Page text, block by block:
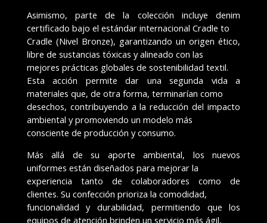
Asimismo, parte de la colección incluye denim
certificado bajo el estándar internacional Cradle to
Cradle (Nivel Bronze), garantizando un origen ético,
libre de sustancias tóxicas y alineado con las
mejores prácticas globales de sostenibilidad textil.
Esta acción permite dar una segunda vida a
materiales que, de otra forma, terminarían como
desechos, contribuyendo a la reducción del impacto
ambiental y promoviendo un modelo más
consciente de producción y consumo.
Más allá de su aporte ambiental, los nuevos
uniformes están diseñados para mejorar la
experiencia tanto de colaboradores como de
clientes. Su confección prioriza la comodidad,
funcionalidad y durabilidad, permitiendo que los
equipos de atención brinden un servicio más ágil,